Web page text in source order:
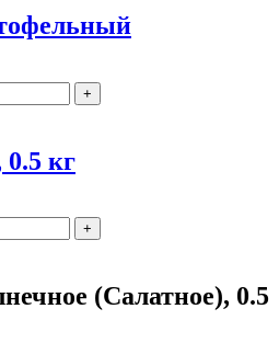
кг
(Салатное), 0.5